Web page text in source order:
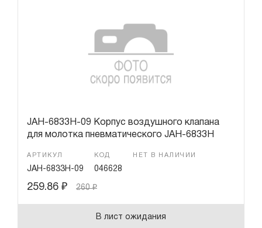
JAH-6833H-09 Корпус воздушного клапана
для молотка пневматического JAH-6833H
АРТИКУЛ
JAH-6833H-09
КОД
046628
НЕТ В НАЛИЧИИ
259.86 ₽ 260₽
В лист ожидания